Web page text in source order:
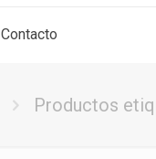
Contacto
Productos